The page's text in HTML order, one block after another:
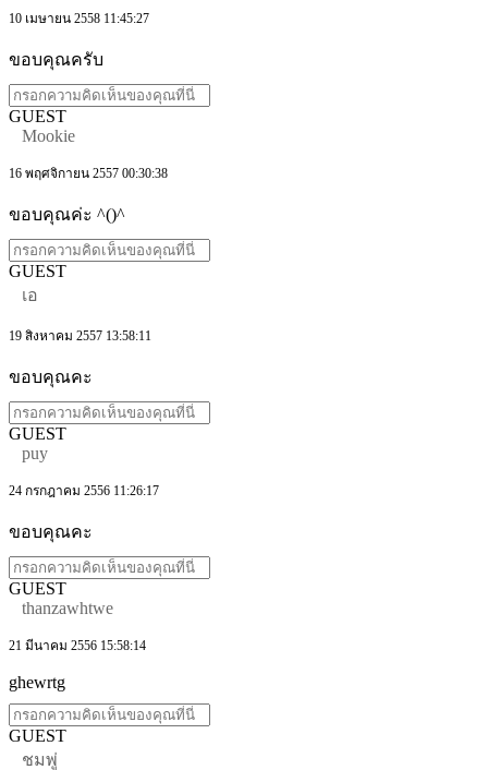
10 เมษายน 2558 11:45:27
ขอบคุณครับ
GUEST
Mookie
16 พฤศจิกายน 2557 00:30:38
ขอบคุณค่ะ ^()^
GUEST
เอ
19 สิงหาคม 2557 13:58:11
ขอบคุณคะ
GUEST
puy
24 กรกฎาคม 2556 11:26:17
ขอบคุณคะ
GUEST
thanzawhtwe
21 มีนาคม 2556 15:58:14
ghewrtg
GUEST
ชมพู่